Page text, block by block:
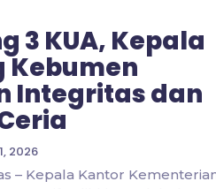
3 KUA, Kepala
Kebumen
Integritas dan
2026
– Kepala Kantor